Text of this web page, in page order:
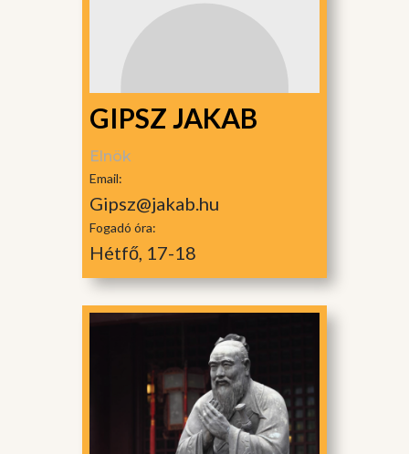
GIPSZ JAKAB
Elnök
Email:
Gipsz@jakab.hu
Fogadó óra:
Hétfő, 17-18